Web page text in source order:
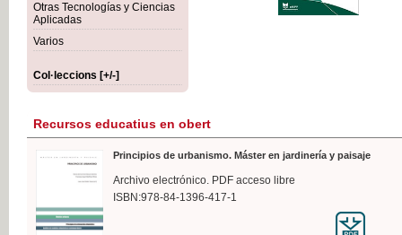
Otras Tecnologías y Ciencias
Aplicadas
Varios
Col·leccions [+/-]
Recursos educatius en obert
Principios de urbanismo. Máster en jardinería y paisaje
Archivo electrónico. PDF acceso libre
ISBN:978-84-1396-417-1